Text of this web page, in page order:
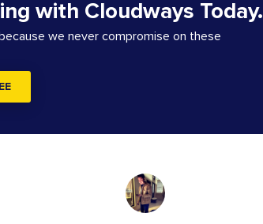
with Cloudways Today.
we never compromise on these